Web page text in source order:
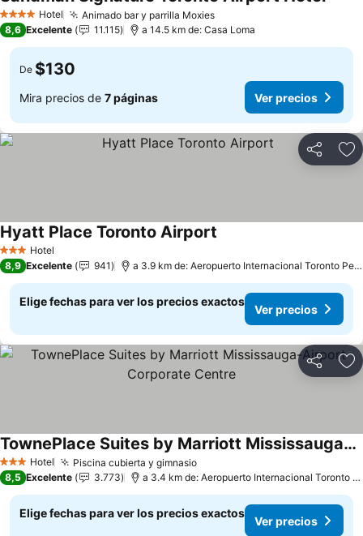
4 EstrellasHotel Animado bar y parrilla Moxies
8,6 Excelente 11.115 a 14.5 km de: Casa Loma
De $130
Mira precios de 7 páginas Ver precios
Compartir
3 Estrellas
Hotel
Hyatt Place Toronto Airport
8,9 Excelente 941 a 3.9 km de: Aeropuerto Internacional Toronto Pearson
Elige fechas para ver los precios exactos
Ver precios
Compartir
3 Estrellas
Hotel Piscina cubierta y gimnasio
TownePlace Suites by Marriott Mississauga-Airport Corporate Centre
8,5 Excelente 3.773 a 3.4 km de: Aeropuerto Internacional Toronto Pearson
Elige fechas para ver los precios exactos
Ver precios